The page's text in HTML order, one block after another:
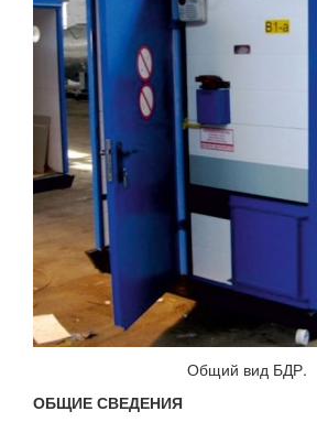
Общий вид БДР.
ОБЩИЕ СВЕДЕНИЯ